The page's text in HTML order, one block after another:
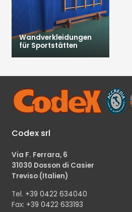
Wandverkleidungen
für Sportstätten
Codex srl
Via F. Ferrara, 6
31030 Dosson di Casier
Treviso (Italien)
Tel. +39 0422 634040
Fax: +39 0422 633193